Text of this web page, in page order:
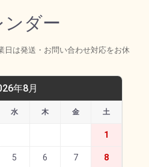
ンダー
日は発送・お問い合わせ対応をお休
年8月
水 木 金 土
1
5 6 7 8